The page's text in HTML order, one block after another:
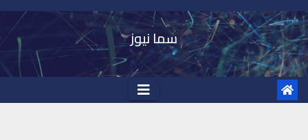
Skip
to
content
سما نيوز